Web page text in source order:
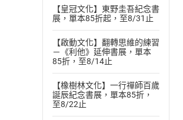
【皇冠文化】東野圭吾紀念書
展，單本85折起，至8/31止
【啟動文化】翻轉思維的練習
－《利他》延伸書展，單本
85折，至8/14止
【橡樹林文化】一行禪師百歲
誕辰紀念書展，單本85折，
至8/22止